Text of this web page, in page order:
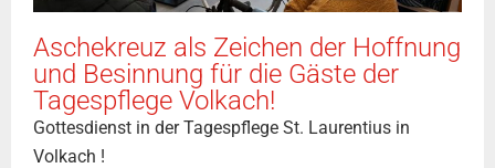
Aschekreuz als Zeichen der Hoffnung
und Besinnung für die Gäste der
Tagespflege Volkach!
Gottesdienst in der Tagespflege St. Laurentius in
Volkach !